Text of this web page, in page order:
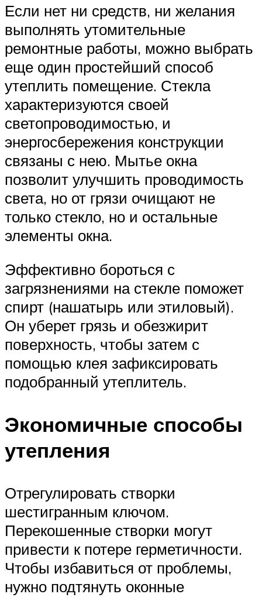
Если нет ни средств, ни желания
выполнять утомительные
ремонтные работы, можно выбрать
еще один простейший способ
утеплить помещение. Стекла
характеризуются своей
светопроводимостью, и
энергосбережения конструкции
связаны с нею. Мытье окна
позволит улучшить проводимость
света, но от грязи очищают не
только стекло, но и остальные
элементы окна.
Эффективно бороться с
загрязнениями на стекле поможет
спирт (нашатырь или этиловый).
Он уберет грязь и обезжирит
поверхность, чтобы затем с
помощью клея зафиксировать
подобранный утеплитель.
Экономичные способы
утепления
Отрегулировать створки
шестигранным ключом.
Перекошенные створки могут
привести к потере герметичности.
Чтобы избавиться от проблемы,
нужно подтянуть оконные